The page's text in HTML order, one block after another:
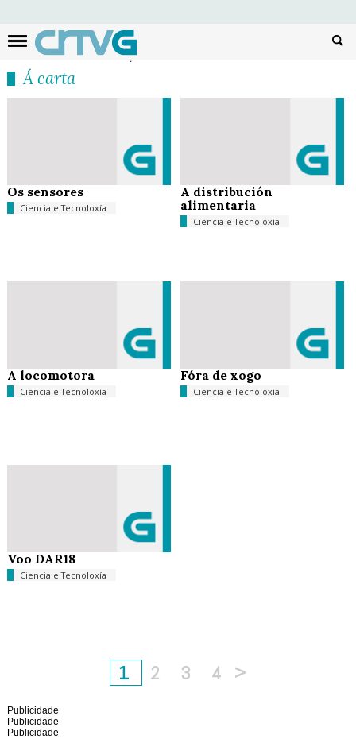
Á carta
Os sensores
Ciencia e Tecnoloxía
A distribución
alimentaria
Ciencia e Tecnoloxía
A locomotora
Ciencia e Tecnoloxía
Fóra de xogo
Ciencia e Tecnoloxía
Voo DAR18
Ciencia e Tecnoloxía
1 2 3 4 >
Publicidade
Publicidade
Publicidade